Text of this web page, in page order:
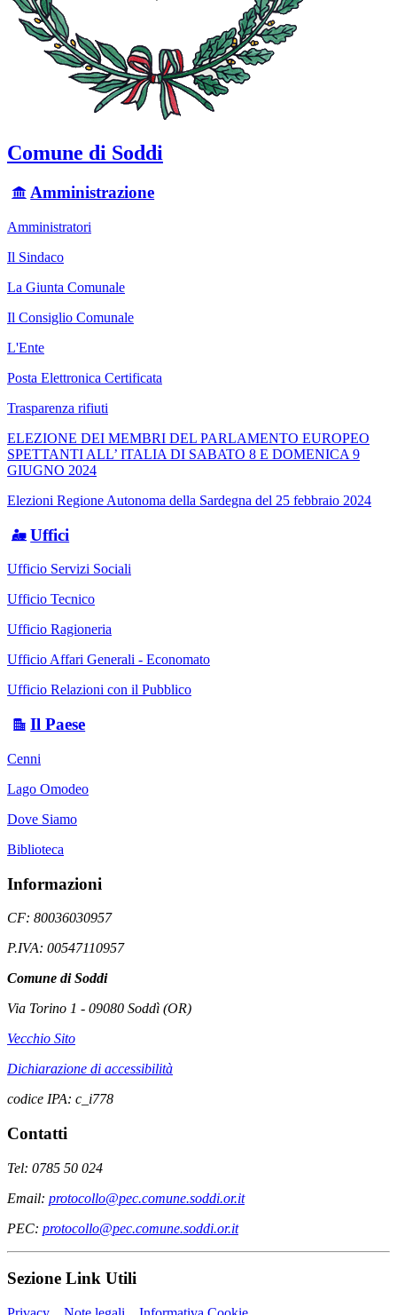
Comune di Soddi
Amministrazione
Amministratori
Il Sindaco
La Giunta Comunale
Il Consiglio Comunale
L'Ente
Posta Elettronica Certificata
Trasparenza rifiuti
ELEZIONE DEI MEMBRI DEL PARLAMENTO EUROPEO
SPETTANTI ALL’ ITALIA DI SABATO 8 E DOMENICA 9
GIUGNO 2024
Elezioni Regione Autonoma della Sardegna del 25 febbraio 2024
Uffici
Ufficio Servizi Sociali
Ufficio Tecnico
Ufficio Ragioneria
Ufficio Affari Generali - Economato
Ufficio Relazioni con il Pubblico
Il Paese
Cenni
Lago Omodeo
Dove Siamo
Biblioteca
Informazioni
CF: 80036030957
P.IVA: 00547110957
Comune di Soddi
Via Torino 1 - 09080 Soddì (OR)
Vecchio Sito
Dichiarazione di accessibilità
codice IPA: c_i778
Contatti
Tel: 0785 50 024
Email: protocollo@pec.comune.soddi.or.it
PEC: protocollo@pec.comune.soddi.or.it
Sezione Link Utili